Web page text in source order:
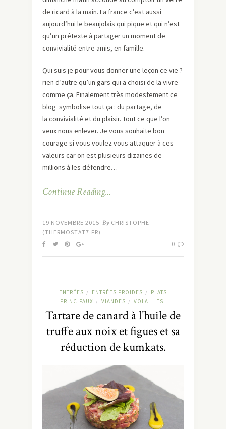
de ricard à la main. La france c’est aussi
aujourd’hui le beaujolais qui pique et qui n’est
qu’un prétexte à partager un moment de
convivialité entre amis, en famille.
Qui suis je pour vous donner une leçon ce vie ?
rien d’autre qu’un gars qui a choisi de la vivre
comme ça. Finalement très modestement ce
blog symbolise tout ça : du partage, de
la convivialité et du plaisir. Tout ce que l’on
veux nous enlever. Je vous souhaite bon
courage si vous voulez vous attaquer à ces
valeurs car on est plusieurs dizaines de
millions à les défendre…
Continue Reading…
19 NOVEMBRE 2015 By CHRISTOPHE
(THERMOSTAT7.FR)
0
ENTRÉES / ENTRÉES FROIDES /
PLATS
PRINCIPAUX
/ VIANDES / VOLAILLES
Tartare de canard à l’huile de
truffe aux noix et figues et sa
réduction de kumkats.